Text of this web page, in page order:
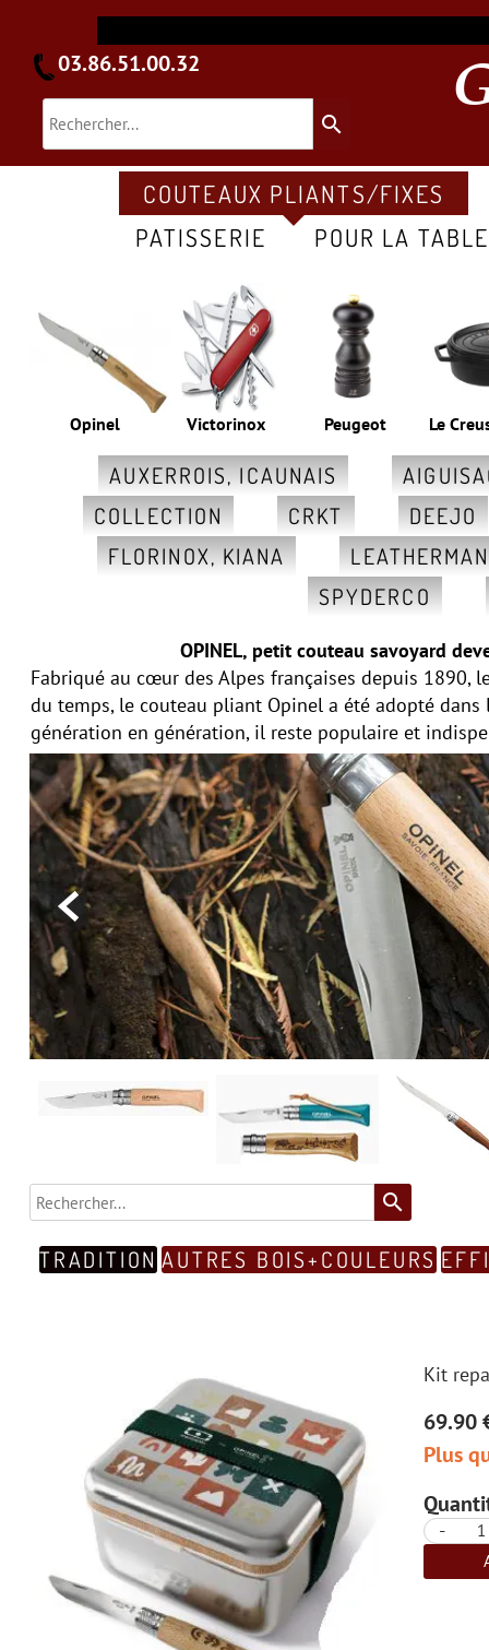
search
AUXERROIS, ICAUNAIS
COLLECTION
CRKT
DEEJO
FLORINOX, KIANA
LEATHERMAN
SPYDERCO
Peugeot Le
Victorinox
Opinel
COUTEAUX PLIANTS/FIXES
PATISSERIE
POUR LA TABLE
03.86.51.00.32
OPINEL, petit couteau savoyard
Fabriqué au cœur des Alpes françaises depuis 1890,
du temps, le couteau pliant Opinel a été adopté
génération en génération, il reste populaire et

search
TRADITION AUTRES BOIS+COULEURS
Kit
69.90
Plus
-